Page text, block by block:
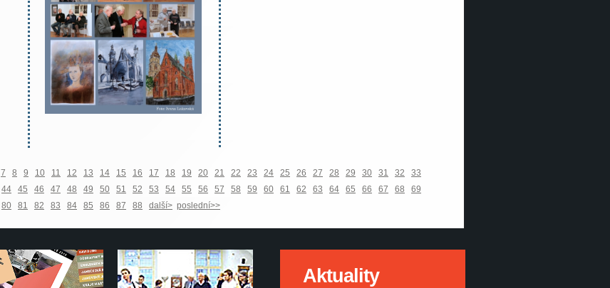
7 8 9 10 11 12 13 14 15 16 17 18 19 20 21 22 23 24 25 26 27 28 29 30 31 32
33
44 45 46 47 48 49 50 51 52 53 54 55 56 57 58 59 60 61 62 63 64 65 66 67 68
69
80 81 82 83 84 85 86 87 88 další> poslední>>
Aktuality